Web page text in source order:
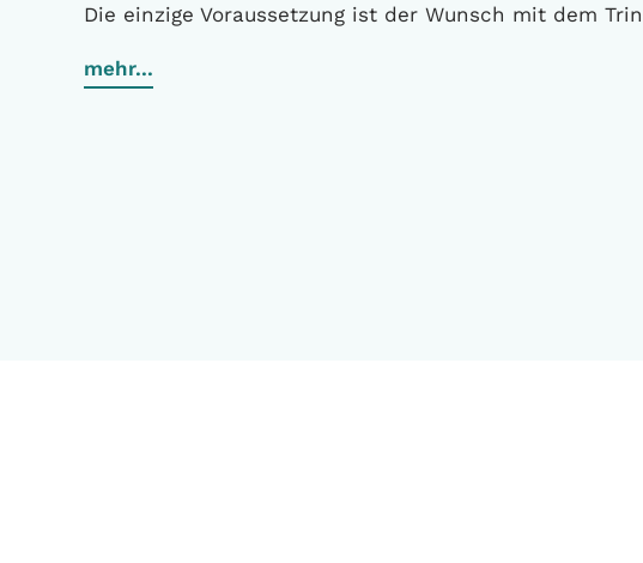
Die einzige Voraussetzung ist der Wunsch mit dem
mehr...